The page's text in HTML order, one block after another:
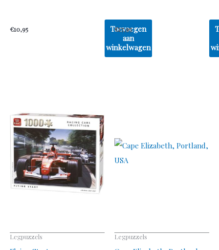
€10,95
Toevoegen
aan
winkelwagen
€17,95
Legpuzzels Legpuzzels